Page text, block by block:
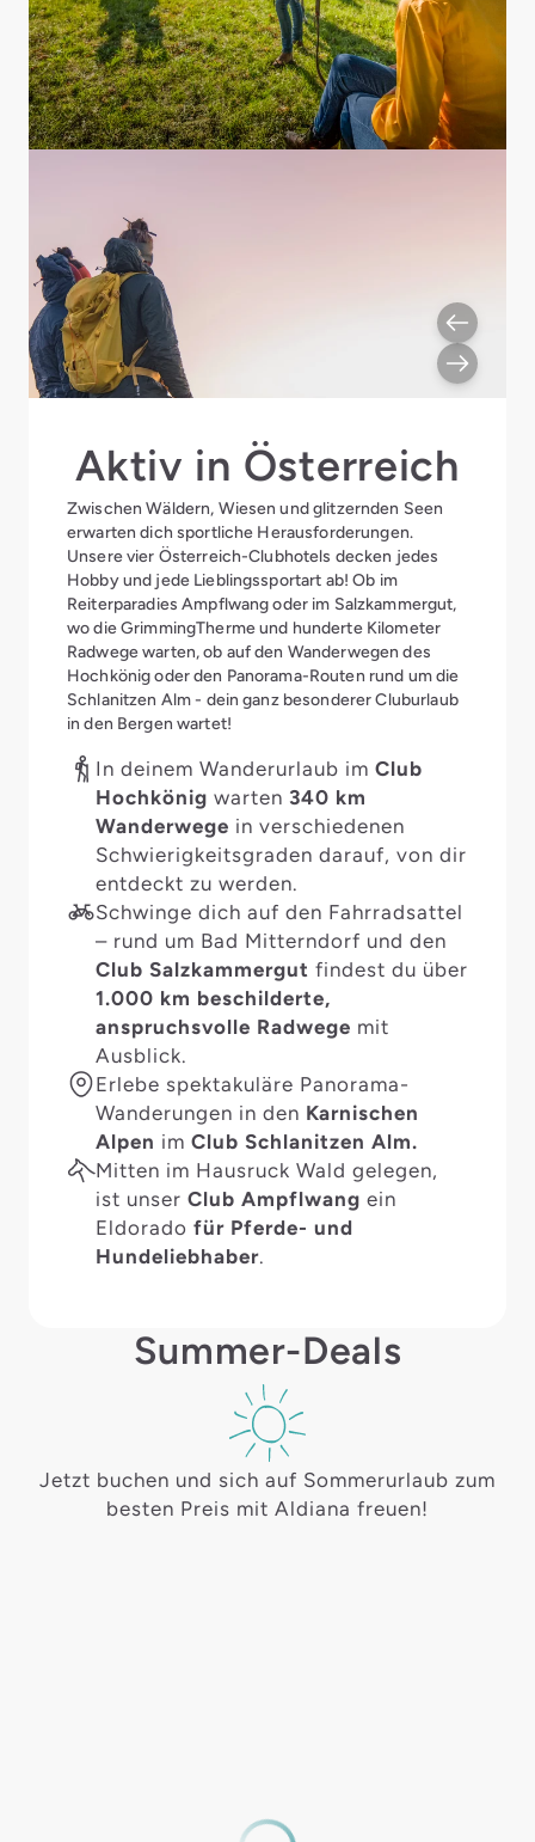
Aktiv in Österreich
Zwischen Wäldern, Wiesen und glitzernden Seen
erwarten dich sportliche Herausforderungen.
Unsere vier Österreich-Clubhotels decken jedes
Hobby und jede Lieblingssportart ab! Ob im
Reiterparadies Ampflwang oder im Salzkammergut,
wo die GrimmingTherme und hunderte Kilometer
Radwege warten, ob auf den Wanderwegen des
Hochkönig oder den Panorama-Routen rund um die
Schlanitzen Alm - dein ganz besonderer Cluburlaub
in den Bergen wartet!
In deinem Wanderurlaub im Club
Hochkönig warten 340 km
Wanderwege in verschiedenen
Schwierigkeitsgraden darauf, von dir
entdeckt zu werden.
Schwinge dich auf den Fahrradsattel
– rund um Bad Mitterndorf und den
Club Salzkammergut findest du über
1.000 km beschilderte,
anspruchsvolle Radwege mit
Ausblick.
Erlebe spektakuläre Panorama-
Wanderungen in den Karnischen
Alpen im Club Schlanitzen Alm.
Mitten im Hausruck Wald gelegen,
ist unser Club Ampflwang ein
Eldorado für Pferde- und
Hundeliebhaber.
Summer-Deals
Jetzt buchen und sich auf Sommerurlaub zum
besten Preis mit Aldiana freuen!